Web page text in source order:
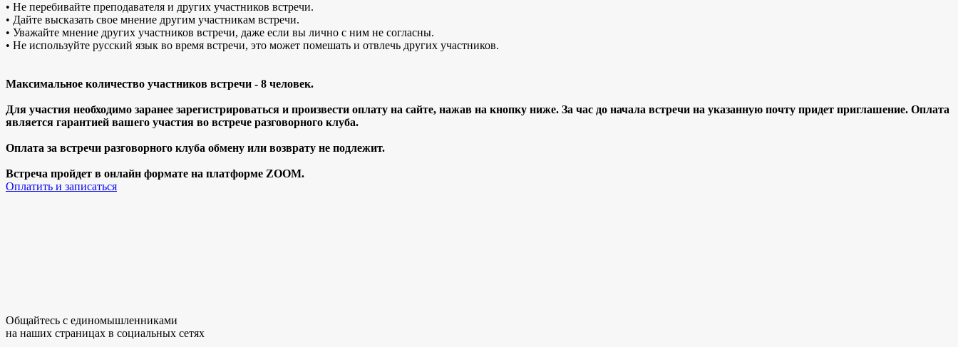
• Не перебивайте преподавателя и других участников встречи.
• Дайте высказать свое мнение другим участникам встречи.
• Уважайте мнение других участников встречи, даже если вы лично с ним не согласны.
• Не используйте русский язык во время встречи, это может помешать и отвлечь других участников.
Максимальное количество участников встречи - 8 человек.
Для участия необходимо заранее зарегистрироваться и произвести оплату на сайте, нажав на кнопку ниже. За час до начала встречи на указанную почту придет приглашение. Оплата
является гарантией вашего участия во встрече разговорного клуба.
Оплата за встречи разговорного клуба обмену или возврату не подлежит.
Встреча пройдет в онлайн формате на платформе ZOOM.
Оплатить и записаться
Общайтесь с единомышленниками
на наших страницах в социальных сетях